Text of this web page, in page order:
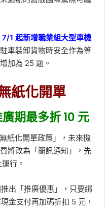
7/1 起新增職業組大型車機
車裝卸貨物時安全作為等
加為 25 題。
紙化開單
期最多折 10 元
紙化開單政策」，未來機
將改為「簡訊通知」，先
行。
出「推廣優惠」，只要綁
金支付再加碼折扣 5 元，